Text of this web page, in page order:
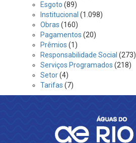
Esgoto (89)
Institucional (1.098)
Obras (160)
Pagamentos (20)
Prêmios (1)
Responsabilidade Social (273)
Serviços Programados (218)
Setor(4)
Tarifas (7)